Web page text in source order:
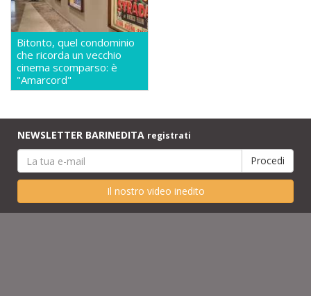
Bitonto, quel condominio
che ricorda un vecchio
cinema scomparso: è
"Amarcord"
NEWSLETTER BARINEDITA registrati
Il nostro video inedito